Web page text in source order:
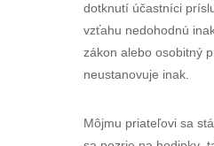
dotknutí účastníci
vzťahu nedohodnú
zákon alebo osobitný
neustanovuje inak.
Môjmu priateľovi sa